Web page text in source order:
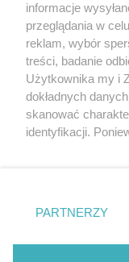
Nie zapomnij
zapoznać się z:
polityką
Twojemiasto
Piekary Śląskie
Chorzów
Tarnowskie Góry
Gliwice
informacje
przeglądania w
reklam, wybór
treści, badanie
Użytkownika my i
dokładnych
skanować
identyfikacji.
prywatności
. Niektóre
zgody
takiemu
PARTNERZY